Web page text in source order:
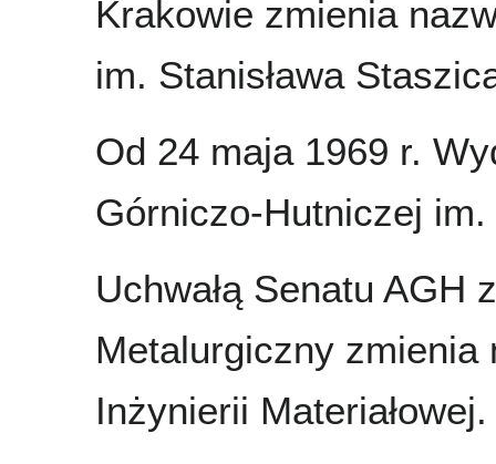
Krakowie zmienia
im. Stanisława
Od 24 maja 1969 r.
Górniczo-Hutniczej
Uchwałą Senatu AGH
Metalurgiczny zmienia
Inżynierii Materiałowej.